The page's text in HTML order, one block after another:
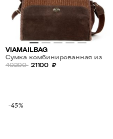
VIAMAILBAG
Сумка комбинированная из
замши и текстиля
40200 21100 ₽
-45%